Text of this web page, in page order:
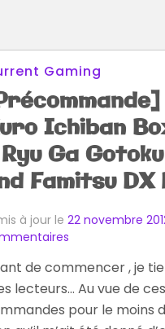
Gaming
Ichiban
Ga
Famitsu DX
à jour le 22 novembre
sur
Yakuza
Kuro
Ichiban
de commencer , je
lecteurs… Au vue de
pour le moins